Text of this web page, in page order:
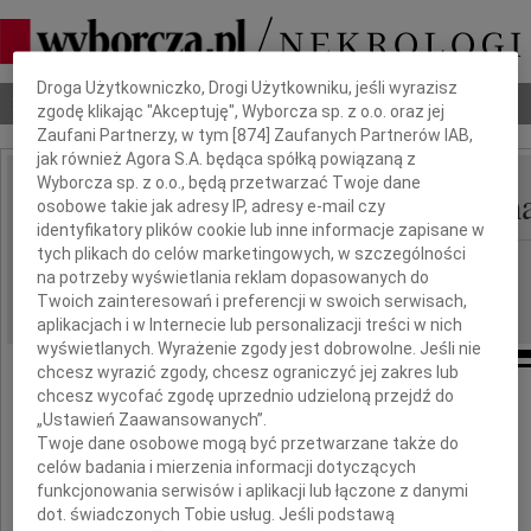
Nekrologi Odeszli Poradnik pogrzebowy
IMIĘ I NAZWISKO: Helena Teresa
REGION: Katowice
DATA EMISJI: 16.09.2010
25 lat temu odeszła
Helena Teresa
Dbamy o Twoją prywatność
Droga Użytkowniczko, Drogi Użytkowniku, jeśli wyrazisz
zgodę klikając "Akceptuję", Wyborcza sp. z o.o. oraz jej
Zaufani Partnerzy, w tym [874 ] Zaufanych Partnerów IAB,
jak również Agora S.A. będąca spółką powiązaną z
Wyborcza sp. z o.o., będą przetwarzać Twoje dane
osobowe takie jak adresy IP, adresy e-mail czy
identyfikatory plików cookie lub inne informacje zapisane w
tych plikach do celów marketingowych, w szczególności
na potrzeby wyświetlania reklam dopasowanych do
Twoich zainteresowań i preferencji w swoich serwisach,
aplikacjach i w Internecie lub personalizacji treści w nich
wyświetlanych. Wyrażenie zgody jest dobrowolne. Jeśli nie
chcesz wyrazić zgody, chcesz ograniczyć jej zakres lub
chcesz wycofać zgodę uprzednio udzieloną przejdź do
„Ustawień Zaawansowanych”.
Twoje dane osobowe mogą być przetwarzane także do
celów badania i mierzenia informacji dotyczących
funkcjonowania serwisów i aplikacji lub łączone z danymi
dot. świadczonych Tobie usług. Jeśli podstawą